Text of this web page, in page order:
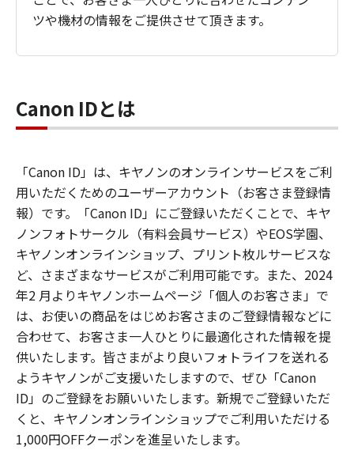
ツや機材の情報をご提供させて頂きます。
Canon IDとは
「Canon ID」は、キヤノンのオンラインサービスをご利
用いただくためのユーザーアカウント（お客さま登録情
報）です。「Canon ID」にご登録いただくことで、キヤ
ノンフォトサークル（有料会員サービス）やEOS学園、
キヤノンオンラインショップ、プリント枚ルサービスな
ど、さまざまなサービスがご利用可能です。また、2024
年2 月よりキヤノンホームページ「個人のお客さま」で
は、お使いの商品をはじめお客さまのご登録情報などに
合わせて、お客さま一人ひとりに最適化された情報を提
供いたします。皆さまがより良いフォトライフを送れる
ようキヤノンがご支援いたしますので、ぜひ「Canon
ID」のご登録をお願いいたします。新規でご登録いただ
くと、キヤノンオンラインショップでご利用いただける
1,000円OFFクーポンを進呈いたします。